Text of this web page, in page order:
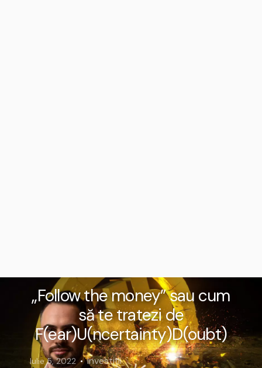
„Follow the money” sau cum
să te tratezi de
F(ear)U(ncertainty)D(oubt)
Iulie 5, 2022 Investiții